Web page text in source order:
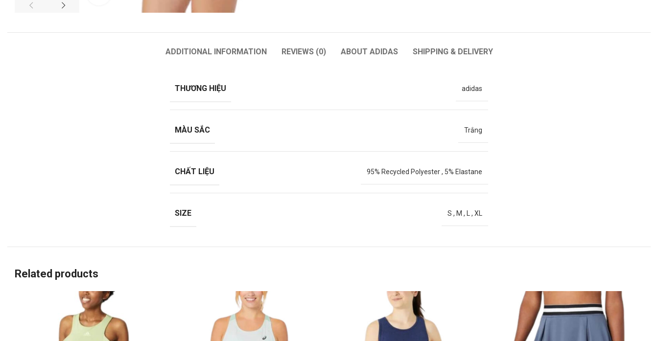
Boom Babolat Pure Drive
ADDITIONAL INFORMATION REVIEWS (0) ABOUT ADIDAS SHIPPING & DELIVERY
THƯƠNG HIỆU adidas
MÀU SẮC Trắng
CHẤT LIỆU 95% Recycled Polyester, 5% Elastane
SIZE S , M , , XL
Related products